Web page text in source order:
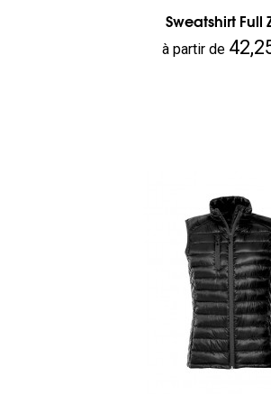
Sweatshirt Full
Prix
à partir de